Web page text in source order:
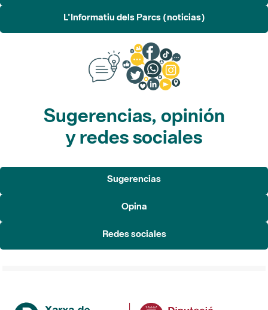
L'Informatiu dels Parcs (noticias)
Sugerencias, opinión
y redes sociales
Sugerencias
Opina
Redes sociales